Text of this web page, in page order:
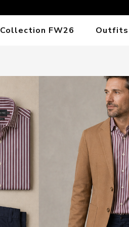
Collection FW26 Outfits